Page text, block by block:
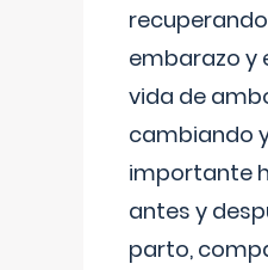
embarazo y
vida de
cambiando
importante
antes y
parto,